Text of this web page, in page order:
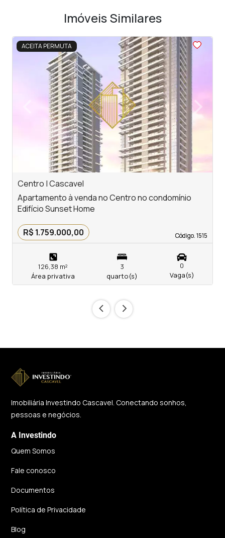
Imóveis Similares
ACEITA PERMUTA
<<<<
Previous ›
Next
Centro | Cascavel
Código. 1515
Código. 1515
Apartamento à venda no Centro no condomínio
Edifício Sunset Home
R$ 1.759.000,00
126,38 m²
Área privativa
3
quarto(s)
0
Vaga(s)
‹ ›
Imobiliária Investindo Cascavel. Conectando sonhos,
pessoas e negócios.
A Investindo
Quem Somos
Fale conosco
Documentos
Política de Privacidade
Blog